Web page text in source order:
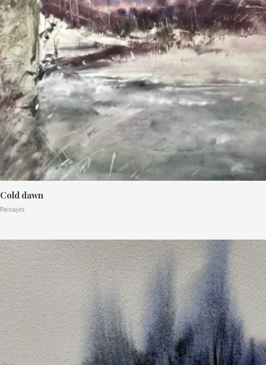
Cold dawn
Paisajes